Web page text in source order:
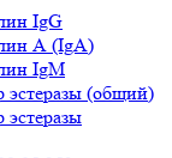
IgG
А (IgA)
IgM
(общий)